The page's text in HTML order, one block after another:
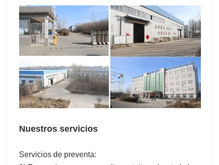
Nuestros servicios
Servicios de preventa: